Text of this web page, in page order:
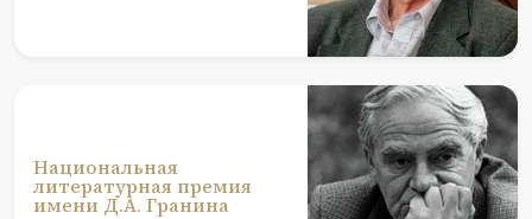
Национальная
литературная премия
имени Д.А. Гранина